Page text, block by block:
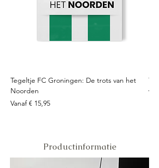
Tegeltje FC Groningen: De trots van het
Noorden
Vanaf€ 15,95
Verkoopprijs
Productinformatie